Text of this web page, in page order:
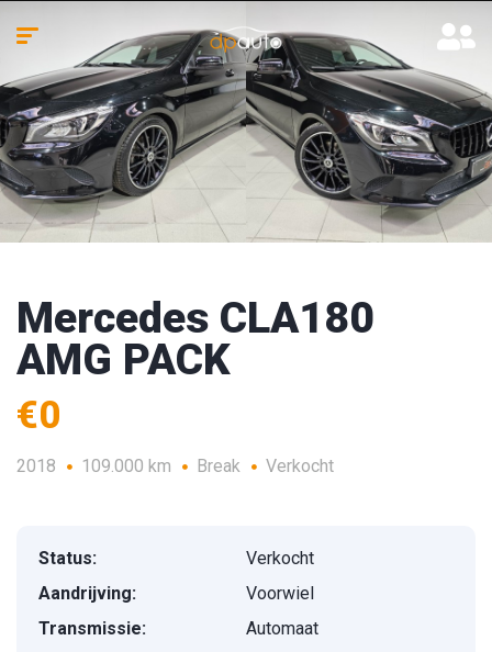
Mercedes CLA180
AMG PACK
€0
2018 109.000 km Break Verkocht
Status:
Verkocht
Aandrijving:
Voorwiel
Transmissie:
Automaat